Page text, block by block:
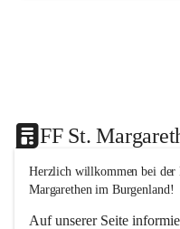
FF St.
Herzlich willkommen bei der
Margarethen im Burgenland!
Auf unserer Seite